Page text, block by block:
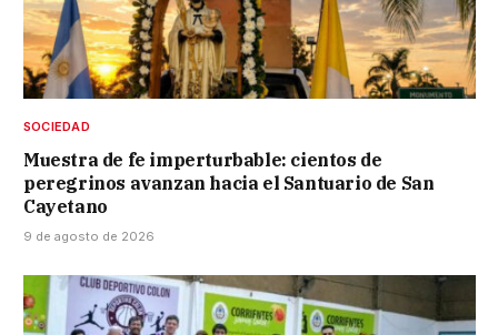
SOCIEDAD
Muestra de fe imperturbable: cientos de
peregrinos avanzan hacia el Santuario de San
Cayetano
9 de agosto de 2026